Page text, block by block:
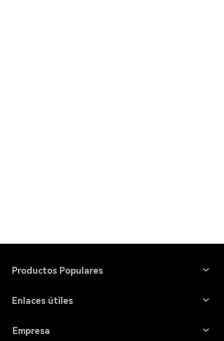
Productos Populares
Windows Data Recovery
Partition Manager
Enlaces útiles
Empresa